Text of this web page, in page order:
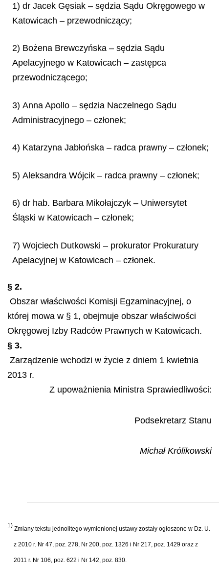
1) dr Jacek Gęsiak – sędzia Sądu Okręgowego w
Katowicach – przewodniczący;
2) Bożena Brewczyńska – sędzia Sądu
Apelacyjnego w Katowicach – zastępca
przewodniczącego;
3) Anna Apollo – sędzia Naczelnego Sądu
Administracyjnego – członek;
4) Katarzyna Jabłońska – radca prawny – członek;
5) Aleksandra Wójcik – radca prawny – członek;
6) dr hab. Barbara Mikołajczyk – Uniwersytet
Śląski w Katowicach – członek;
7) Wojciech Dutkowski – prokurator Prokuratury
Apelacyjnej w Katowicach – członek.
§ 2.
Obszar właściwości Komisji Egzaminacyjnej, o
której mowa w § 1, obejmuje obszar właściwości
Okręgowej Izby Radców Prawnych w Katowicach.
§ 3.
Zarządzenie wchodzi w życie z dniem 1 kwietnia
2013 r.
Z upoważnienia Ministra Sprawiedliwości:
Podsekretarz Stanu
Michał Królikowski
1) Zmiany tekstu jednolitego wymienionej ustawy zostały ogłoszone w Dz. U.
z 2010 r. Nr 47, poz. 278, Nr 200, poz. 1326 i Nr 217, poz. 1429 oraz z
2011 r. Nr 106, poz. 622 i Nr 142, poz. 830.